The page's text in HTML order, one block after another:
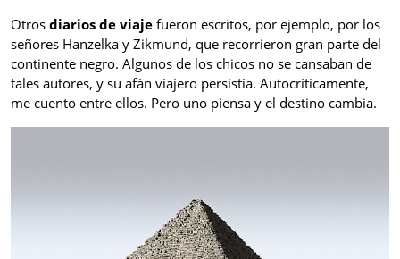
Otros diarios de viaje fueron escritos, por ejemplo, por los
señores Hanzelka y Zikmund, que recorrieron gran parte del
continente negro. Algunos de los chicos no se cansaban de
tales autores, y su afán viajero persistía. Autocríticamente,
me cuento entre ellos. Pero uno piensa y el destino cambia.